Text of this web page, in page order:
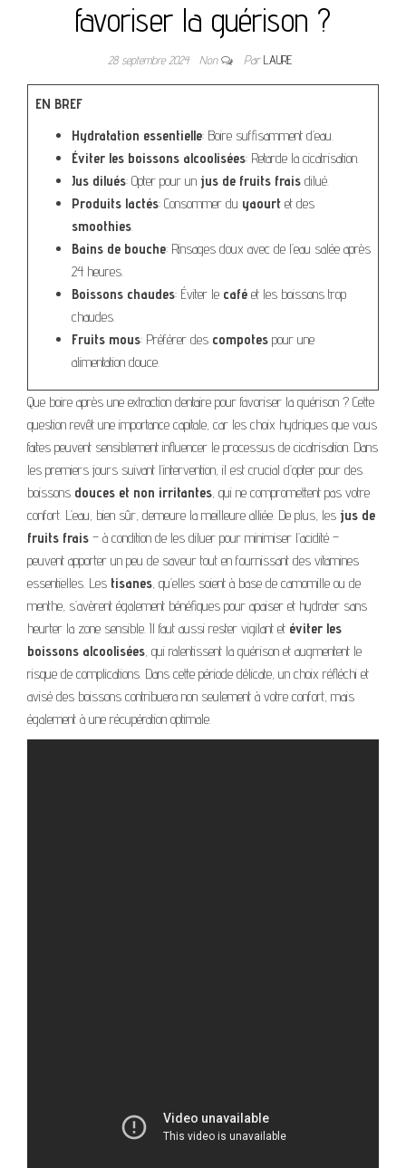
favoriser la guérison ?
28 septembre 2024 Non ParLAURE
EN BREF
Hydratation essentielle: Boire suffisamment d’eau.
Éviter les boissons alcoolisées: Retarde la cicatrisation.
Jus dilués: Opter pour un jus de fruits frais dilué.
Produits lactés: Consommer du yaourt et des
smoothies.
Bains de bouche: Rinsages doux avec de l’eau salée après
24 heures.
Boissons chaudes: Éviter le café et les boissons trop
chaudes.
Fruits mous: Préférer des compotes pour une
alimentation douce.
Que boire après une extraction dentaire pour favoriser la guérison ? Cette
question revêt une importance capitale, car les choix hydriques que vous
faites peuvent sensiblement influencer le processus de cicatrisation. Dans
les premiers jours suivant l’intervention, il est crucial d’opter pour des
boissons douces et non irritantes, qui ne compromettent pas votre
confort. L’eau, bien sûr, demeure la meilleure alliée. De plus, les jus de
fruits frais – à condition de les diluer pour minimiser l’acidité –
peuvent apporter un peu de saveur tout en fournissant des vitamines
essentielles. Les tisanes, qu’elles soient à base de camomille ou de
menthe, s’avèrent également bénéfiques pour apaiser et hydrater sans
heurter la zone sensible. Il faut aussi rester vigilant et éviter les
boissons alcoolisées, qui ralentissent la guérison et augmentent le
risque de complications. Dans cette période délicate, un choix réfléchi et
avisé des boissons contribuera non seulement à votre confort, mais
également à une récupération optimale.